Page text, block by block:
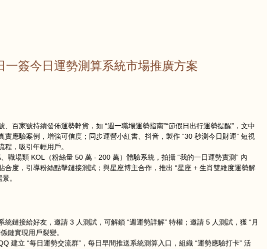
一簽今日運勢測算系統市場推廣方案
、百家號持續發佈運勢幹貨，如 “週一職場運勢指南”“節假日出行運勢提醒”，文中
實應驗案例，增強可信度；同步運營小紅書、抖音，製作 “30 秒測今日財運” 短視
程，吸引年輕用戶。
、職場類 KOL（粉絲量 50 萬 - 200 萬）體驗系統，拍攝 “我的一日運勢實測” 內
合度，引導粉絲點擊鏈接測試；與星座博主合作，推出 “星座 + 生肖雙維度運勢解
。
統鏈接給好友，邀請 3 人測試，可解鎖 “週運勢詳解” 特權；邀請 5 人測試，獲 “月
鏈實現用戶裂變。
建立 “每日運勢交流群”，每日早間推送系統測算入口，組織 “運勢應驗打卡” 活